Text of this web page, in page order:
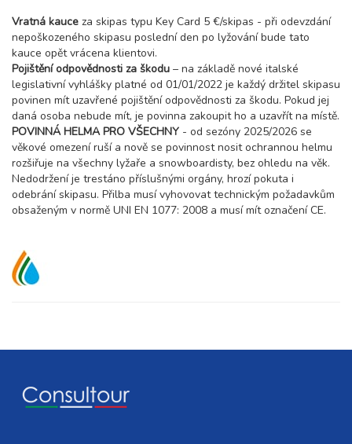
Vratná kauce za skipas typu Key Card 5 €/skipas - při odevzdání
nepoškozeného skipasu poslední den po lyžování bude tato
kauce opět vrácena klientovi.
Pojištění odpovědnosti za škodu – na základě nové italské
legislativní vyhlášky platné od 01/01/2022 je každý držitel skipasu
povinen mít uzavřené pojištění odpovědnosti za škodu. Pokud jej
daná osoba nebude mít, je povinna zakoupit ho a uzavřít na místě.
POVINNÁ HELMA PRO VŠECHNY - od sezóny 2025/2026 se
věkové omezení ruší a nově se povinnost nosit ochrannou helmu
rozšiřuje na všechny lyžaře a snowboardisty, bez ohledu na věk.
Nedodržení je trestáno příslušnými orgány, hrozí pokuta i
odebrání skipasu. Přilba musí vyhovovat technickým požadavkům
obsaženým v normě UNI EN 1077: 2008 a musí mít označení CE.